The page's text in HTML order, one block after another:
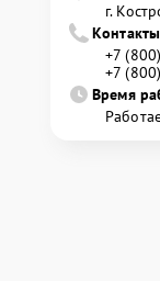
г.
Контакты
+7
+7
Время